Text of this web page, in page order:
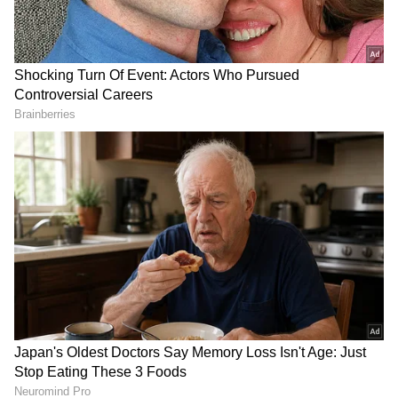
ಜೀವ ತುಂಬುವಲ್ಲಿ ಅವರು ‘ರಾಜಕುಮಾರ’ನೇ ಸರಿ. ತಾಯಿ
ಪಾತ್ರದಲ್ಲಿ ಅಪರ್ಣಾ ವಸ್ತಾರೆ ಅವರ ಒಡಲ ಧ್ವನಿ ಬಣ್ಣಿಸಲು
ಪದಗಳ ಅಗತ್ಯವಿಲ್ಲ. ಕರಿಬೆಕ್ಕು ಆಗಿ ಲೂಸ್‌ಮಾದ ಯೋಗೀಶ್
ಅವರದ್ದು ಸಪರೇಟ್‌ ದುನಿಯಾ. ರಮಣಿ ಪಾತ್ರಧಾರಿ
DOWNLOAD APP
ಕನ್ನಡ ಸಿನಿಮಾ ( Kannada Cinema News), ಟಿವಿ
ಕಾರ್ಯಕ್ರಮಗಳು (Kannada TV Shows
), ಸೆಲೆಬ್ರಿಟಿ
ಸುದ್ದಿಗಳು ಮತ್ತು ಇತ್ತೀಚಿನ ಸುದ್ದಿಗಳಿಗಾಗಿ ಏಷ್ಯಾನೆಟ್
ಸುವರ್ಣ ನ್ಯೂಸ್‌ನಲ್ಲಿ ಮನರಂಜನಾ ವಿಭಾಗ ನೋಡಿ.
ಸಿನಿಮಾ ವಿಮರ್ಶೆಗಳು (Kannada Movies Review),
ತಾರೆಯರ ಸಂದರ್ಶನಗಳು, ಧಾರಾವಾಹಿ ಅಪ್‌ಡೇಟ್ಸ್‌,
ತೆರೆಮರೆಯ ಕಥೆಗಳು,
OTT ರಿಲೀಸ್‌
ಗಳ ಬಗ್ಗೆ
ಮಾಹಿತಿಯೂ ಇಲ್ಲಿದೆ.